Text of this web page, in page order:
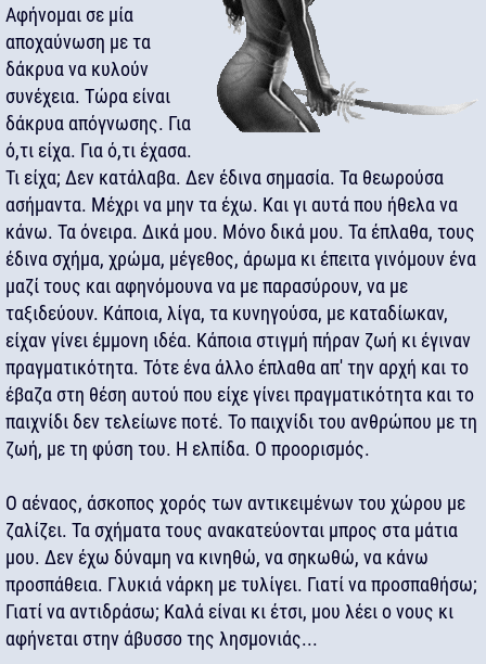
Αφήνομαι σε μία
αποχαύνωση με τα
δάκρυα να κυλούν
συνέχεια. Τώρα είναι
δάκρυα απόγνωσης. Για
ό,τι είχα. Για ό,τι έχασα.
Τι είχα; Δεν κατάλαβα. Δεν έδινα σημασία. Τα θεωρούσα
ασήμαντα. Μέχρι να μην τα έχω. Και γι αυτά που ήθελα να
κάνω. Τα όνειρα. Δικά μου. Μόνο δικά μου. Τα έπλαθα, τους
έδινα σχήμα, χρώμα, μέγεθος, άρωμα κι έπειτα γινόμουν ένα
μαζί τους και αφηνόμουνα να με παρασύρουν, να με
ταξιδεύουν. Κάποια, λίγα, τα κυνηγούσα, με καταδίωκαν,
είχαν γίνει έμμονη ιδέα. Κάποια στιγμή πήραν ζωή κι έγιναν
πραγματικότητα. Τότε ένα άλλο έπλαθα απ' την αρχή και το
έβαζα στη θέση αυτού που είχε γίνει πραγματικότητα και το
παιχνίδι δεν τελείωνε ποτέ. Το παιχνίδι του ανθρώπου με τη
ζωή, με τη φύση του. Η ελπίδα. Ο προορισμός.
Ο αέναος, άσκοπος χορός των αντικειμένων του χώρου με
ζαλίζει. Τα σχήματα τους ανακατεύονται μπρος στα μάτια
μου. Δεν έχω δύναμη να κινηθώ, να σηκωθώ, να κάνω
προσπάθεια. Γλυκιά νάρκη με τυλίγει. Γιατί να προσπαθήσω;
Γιατί να αντιδράσω; Καλά είναι κι έτσι, μου λέει ο νους κι
αφήνεται στην άβυσσο της λησμονιάς...